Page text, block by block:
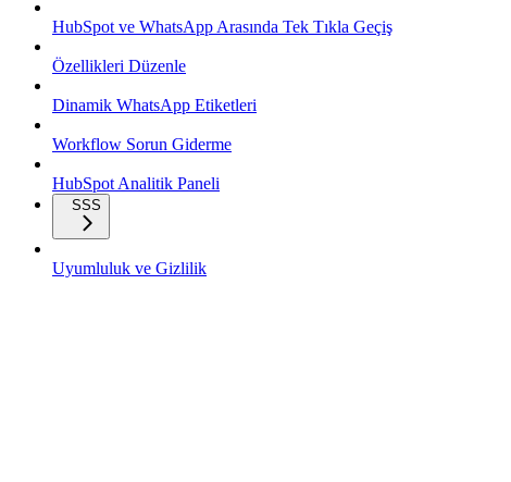
HubSpot ve WhatsApp Arasında Tek Tıkla Geçiş
Özellikleri Düzenle
Dinamik WhatsApp Etiketleri
Workflow Sorun Giderme
HubSpot Analitik Paneli
SSS
Uyumluluk ve Gizlilik